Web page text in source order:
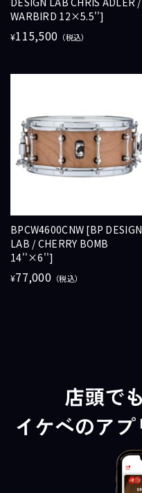
WARBIRD 12×5.5'']
¥115,500 （税込）
BPCW4600CNW [BP DESIGN
LAB / CHERRY BOMB
14''×6'']
¥77,000（税込）